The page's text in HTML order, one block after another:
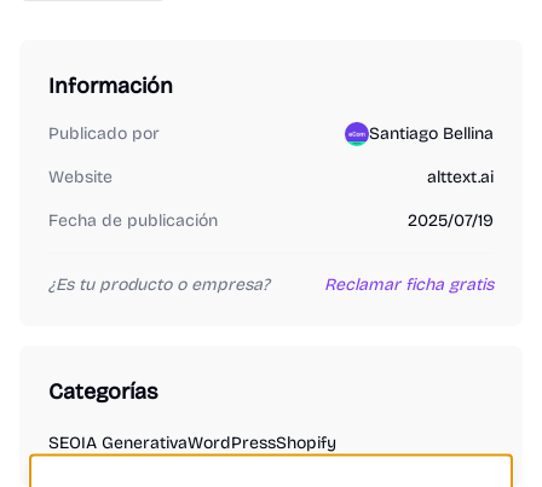
Información
Publicado por Santiago Bellina
Website alttext.ai
Fecha de publicación 2025/07/19
¿Es tu producto o empresa? Reclamar ficha gratis
Categorías
SEOIA GenerativaWordPressShopify